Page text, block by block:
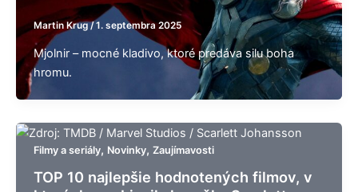
Martin Krug/1. septembra 2025
Mjolnir – mocné kladivo, ktoré predáva silu boha
hromu.
Filmy a seriály, Novinky, Zaujímavosti
TOP 10 najlepšie hodnotených filmov, v